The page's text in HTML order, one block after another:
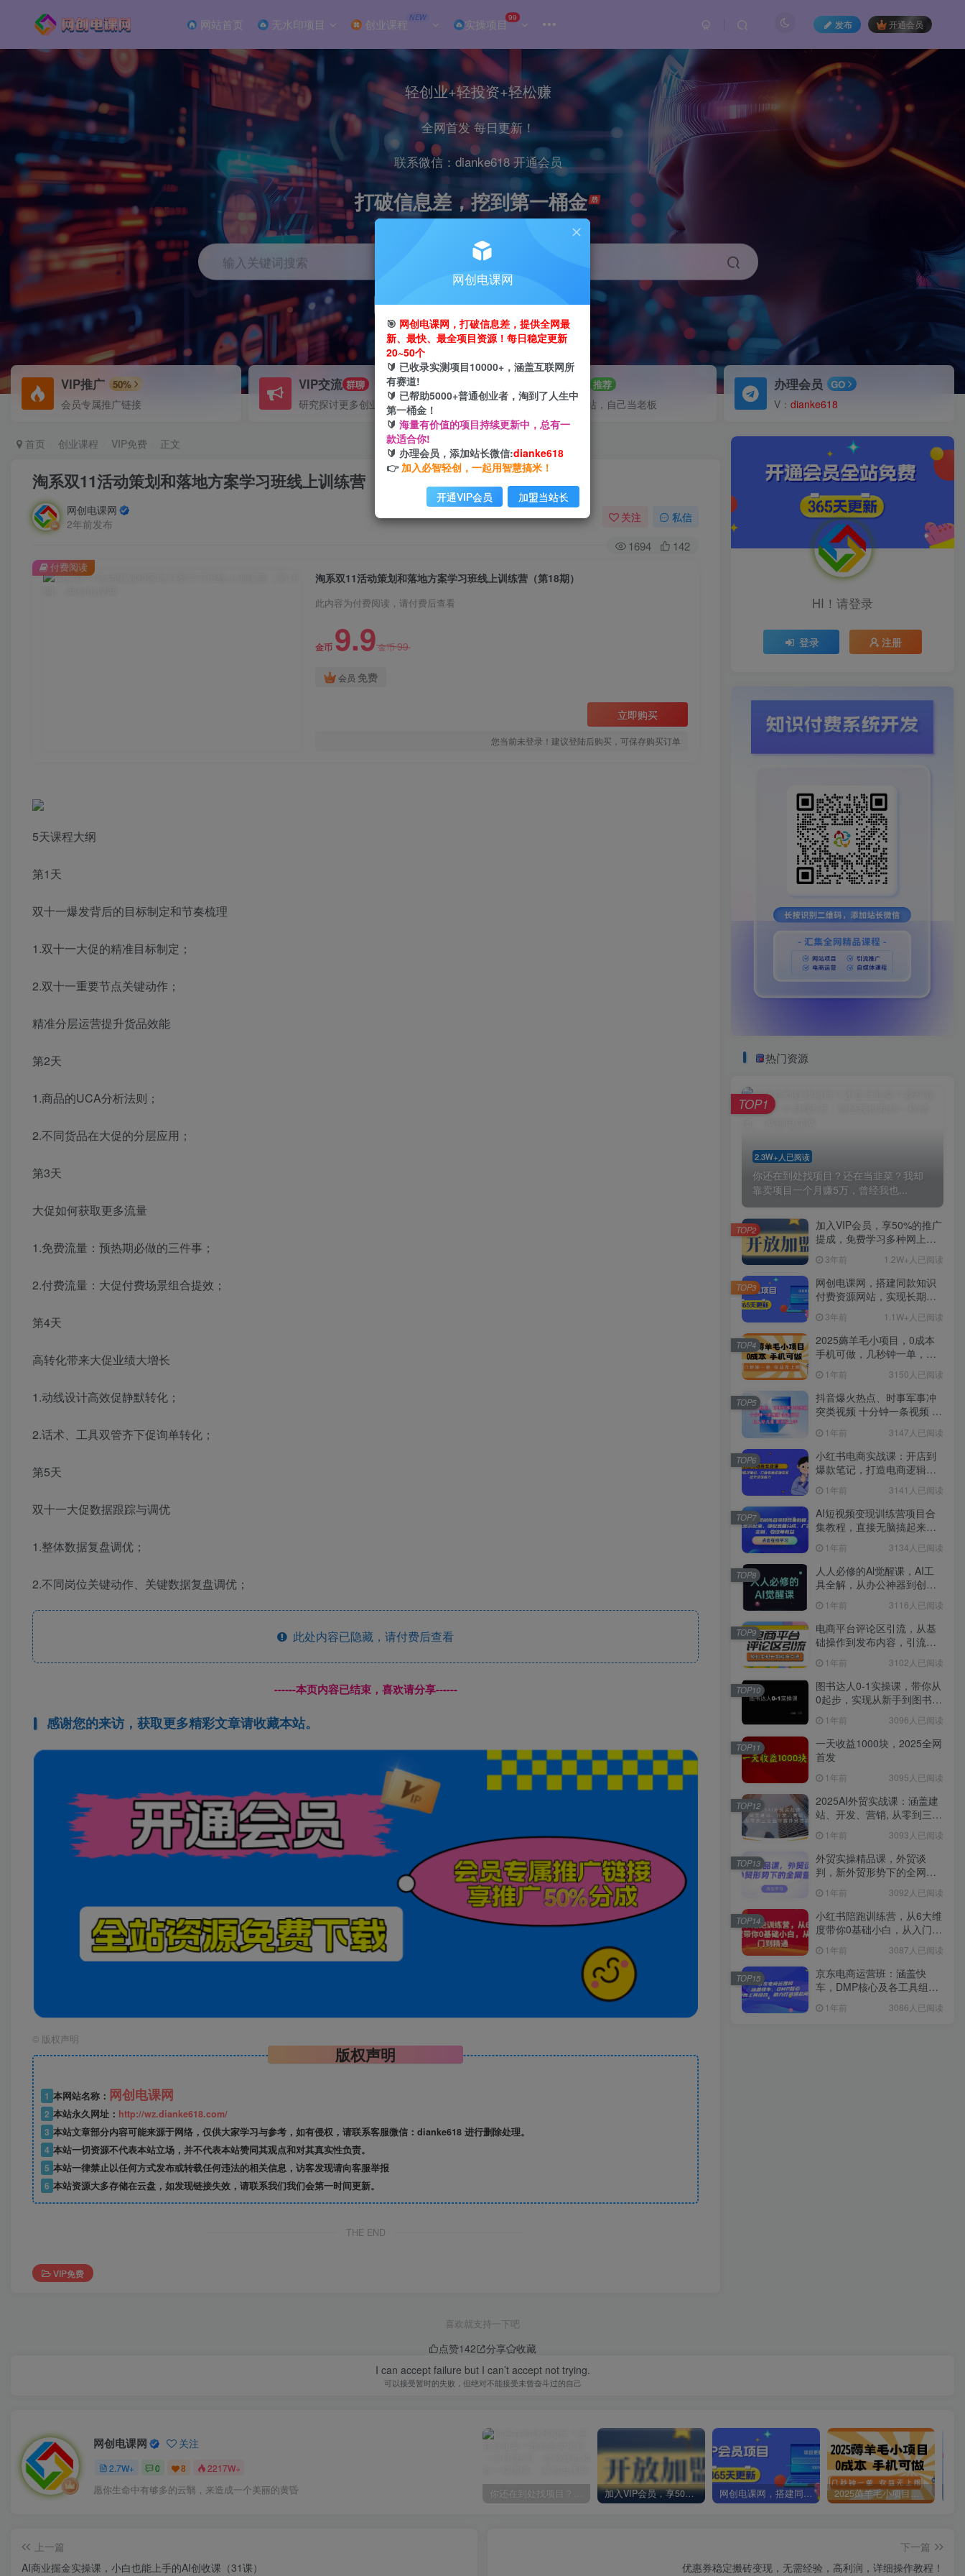
网站首页 无水印项目 创业课程 NEW 实操项目99
发布 开通会员
轻创业+轻投资+轻松赚
全网首发 每日更新！
联系微信：dianke618 开通会员
打破信息差，挖到第一桶金
输入关键词搜索
引流 抖音 小红书 直播 剪辑 电商
VIP推广 50%
会员专属推广链接
VIP交流 群聊
研究探讨更多创业项目路子。
推荐
搭建同款网站，自己当老板
办理会员 GO
V： dianke618
首页 创业课程 VIP免费 正文
淘系双11活动策划和落地方案学习班线上训练营（第18期）
网创电课网
2年前发布
关注 私信
1694 142
淘系双11活动策划和落地方案学习班线上训练营（第18期）
此内容为付费阅读，请付费后查看
金币 9.9金币99
会员 免费
立即购买
您当前未登录！建议登陆后购买，可保存购买订单
付费阅读
5天课程大纲
第1天
双十一爆发背后的目标制定和节奏梳理
1.双十一大促的精准目标制定；
2.双十一重要节点关键动作；
精准分层运营提升货品效能
第2天
1.商品的UCA分析法则；
2.不同货品在大促的分层应用；
第3天
大促如何获取更多流量
1.免费流量：预热期必做的三件事；
2.付费流量：大促付费场景组合提效；
第4天
高转化带来大促业绩大增长
1.动线设计高效促静默转化；
2.话术、工具双管齐下促询单转化；
第5天
双十一大促数据跟踪与调优
1.整体数据复盘调优；
2.不同岗位关键动作、关键数据复盘调优；
此处内容已隐藏，请付费后查看
------本页内容已结束，喜欢请分享------
感谢您的来访，获取更多精彩文章请收藏本站。
© 版权声明
版权声明
1 本网站名称： 网创电课网
2 本站永久网址： http://wz.dianke618.com/
3 本站文章部分内容可能来源于网络，仅供大家学习与参考，如有侵权，请联系客服微信：dianke618 进行删除处理。
4 本站一切资源不代表本站立场，并不代表本站赞同其观点和对其真实性负责。
5 本站一律禁止以任何方式发布或转载任何违法的相关信息，访客发现请向客服举报
6 本站资源大多存储在云盘，如发现链接失效，请联系我们我们会第一时间更新。
THE END
VIP免费
喜欢就支持一下吧
点赞142 分享
收藏
I can accept failure but I can’t accept not trying.
可以接受暂时的失败，但绝对不能接受未曾奋斗过的自己
网创电课网 关注
2.7W+ 0 8 2217W+
愿你生命中有够多的云翳，来造成一个美丽的黄昏 你还在到处找项目？还在当韭菜？我却靠卖项目一个月赚5万，曾经我也和你一样懵懂。 加入VIP会员，享50%的推广提成，免费学习多种网上创业课程，菜鸟秒变大神！ 网创电课网，搭建同款知识付费资源网站，实现长期稳定被动收入~ 2025薅羊毛小项目，0成本 手机可做，几秒钟一单，收益无上限
上一篇
AI商业掘金实操课，小白也能上手的AI创收课（31课）
下一篇
优惠券稳定搬砖变现，无需经验，高利润，详细操作教程！
HI！请登录
登录 注册
热门资源
2.3W+人已阅读
你还在到处找项目？还在当韭菜？我却
靠卖项目一个月赚5万，曾经我也...
TOP1
加入VIP会员，享50%的推广
提成，免费学习多种网上创
3年前 1.2W+人已阅读
TOP2
网创电课网，搭建同款知识
付费资源网站，实现长期稳
3年前 1.1W+人已阅读
TOP3
2025薅羊毛小项目，0成本
手机可做，几秒钟一单，收
1年前 3150人已阅读
TOP4
抖音爆火热点、时事军事冲
突类视频 十分钟一条视频 条
手 1年前 3147人已阅读
TOP5
小红书电商实战课：开店到
爆款笔记，打造电商逻辑体
1年前 3141人已阅读
TOP6
AI短视频变现训练营项目合
集教程，直接无脑搞起来，
制、收徒等收益
1年前 3134人已阅读
TOP7
人人必修的Al觉醒课，AI工
具全解，从办公神器到创意
1年前 3116人已阅读
TOP8
电商平台评论区引流，从基
础操作到发布内容，引流技
1年前 3102人已阅读
TOP9
图书达人0-1实操课，带你从
0起步，实现从新手到图书达
1年前 3096人已阅读
TOP10
一天收益1000块，2025全网
首发
1年前 3095人已阅读
TOP11
2025AI外贸实战课：涵盖建
站、开发、营销, 从零到三全
1年前 3093人已阅读
TOP12
外贸实操精品课，外贸谈
判，新外贸形势下的全网营
1年前 3092人已阅读
TOP13
小红书陪跑训练营，从6大维
度带你0基础小白，从入门到
1年前 3087人已阅读
TOP14
京东电商运营班：涵盖快
车，DMP核心及各工具组
1年前 3086人已阅读
TOP15
网创电课网
🎯 网创电课网，打破信息差，提供全网最
新、最快、最全项目资源！每日稳定更新
20~50个
🔰 已收录实测项目10000+，涵盖互联网所
有赛道!
🔰 已帮助5000+普通创业者，淘到了人生中
第一桶金！
🔰 海量有价值的项目持续更新中，总有一
款适合你!
🔰 办理会员，添加站长微信:dianke618
👉 加入必智轻创，一起用智慧搞米！
开通VIP会员 加盟当站长